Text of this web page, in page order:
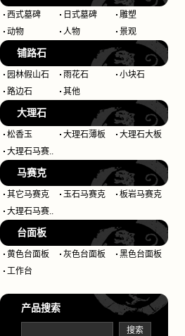
西式墓碑 日式墓碑
雕塑
动物
人物 景观
铺路石
园林假山石 雨花石
小块石
路边石
其他
大理石
松香玉 大理石薄板
大理石大板
大理石马赛..
马赛克
其它马赛克 玉石马赛克
板岩马赛克
大理石马赛..
台面板
黄色台面板 灰色台面板
黑色台面板
工作台
产品搜索